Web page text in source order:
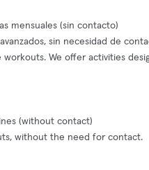
mensuales (sin contacto)
sin necesidad de
We offer activities
(without contact)
without the need for contact.